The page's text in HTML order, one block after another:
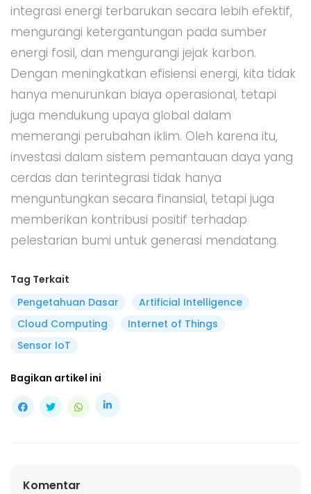
integrasi energi terbarukan secara lebih efektif,
mengurangi ketergantungan pada sumber
energi fosil, dan mengurangi jejak karbon.
Dengan meningkatkan efisiensi energi, kita tidak
hanya menurunkan biaya operasional, tetapi
juga mendukung upaya global dalam
memerangi perubahan iklim. Oleh karena itu,
investasi dalam sistem pemantauan daya yang
cerdas dan terintegrasi tidak hanya
menguntungkan secara finansial, tetapi juga
memberikan kontribusi positif terhadap
pelestarian bumi untuk generasi mendatang.
Tag Terkait
Pengetahuan Dasar
Artificial Intelligence
Cloud Computing
Internet of Things
Sensor IoT
Bagikan artikel ini
Komentar